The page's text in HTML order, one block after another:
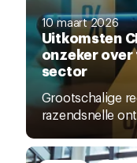
10 maart 2026
Uitkomsten
onzeker
sector
Grootschalige
razendsnelle